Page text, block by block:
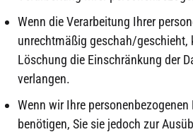
Wenn die Verarbeitung Ihrer
unrechtmäßig geschah/geschieht,
Löschung die Einschränkung der
verlangen.
Wenn wir Ihre
benötigen, Sie sie jedoch zur